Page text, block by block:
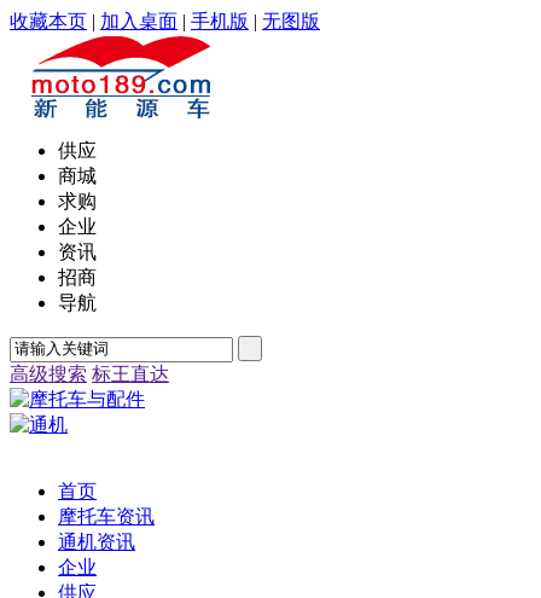
收藏本页 | 加入桌面 | 手机版 | 无图版
供应
商城
求购
企业
资讯
招商
导航
高级搜索 标王直达
首页
摩托车资讯
通机资讯
企业
供应